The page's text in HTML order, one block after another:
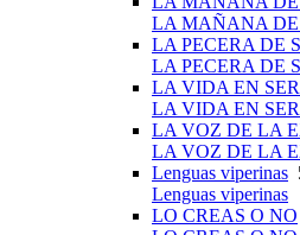
LA MAÑANA DE
LA PECERA DE
LA PECERA DE
LA VIDA EN
LA VIDA EN
LA VOZ DE LA
LA VOZ DE LA
Lenguas viperinas
Lenguas viperinas
LO CREAS O NO